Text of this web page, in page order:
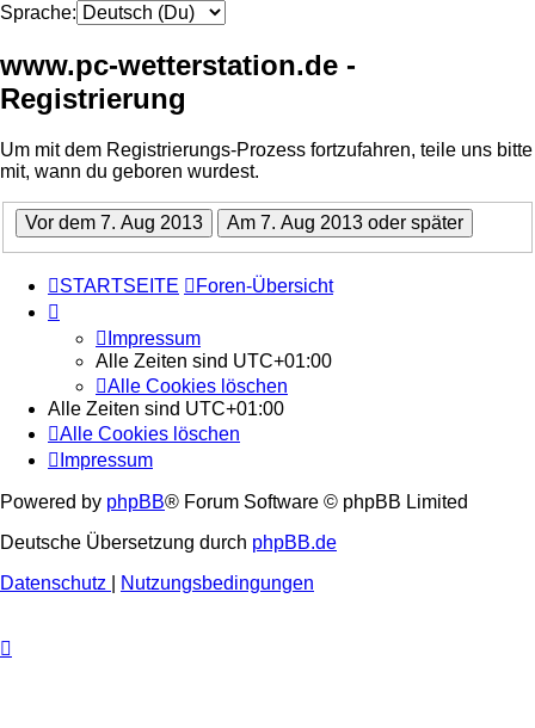
Sprache:
www.pc-wetterstation.de -
Registrierung
Um mit dem Registrierungs-Prozess fortzufahren, teile uns bitte
mit, wann du geboren wurdest.
STARTSEITE Foren-Übersicht
Impressum
Alle Zeiten sind UTC+01:00
Alle Cookies löschen
Alle Zeiten sind UTC+01:00
Alle Cookies löschen
Impressum
Powered by phpBB® Forum Software © phpBB Limited
Deutsche Übersetzung durch phpBB.de
Datenschutz
Nutzungsbedingungen